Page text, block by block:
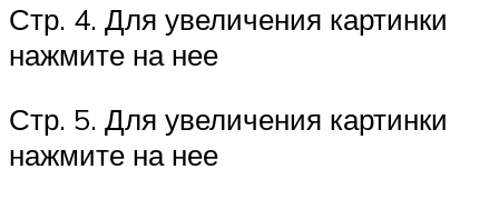
Стр. 4. Для увеличения картинки
нажмите на нее
Стр. 5. Для увеличения картинки
нажмите на нее